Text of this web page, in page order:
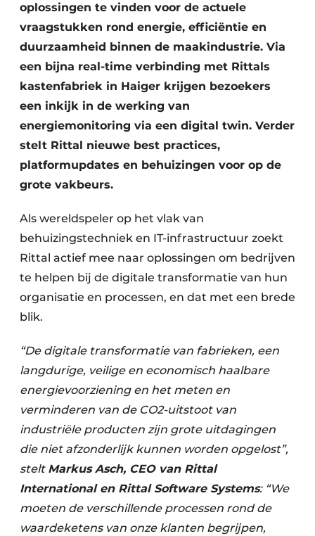
oplossingen te vinden voor de actuele
vraagstukken rond energie, efficiëntie en
duurzaamheid binnen de maakindustrie. Via
een bijna real-time verbinding met Rittals
kastenfabriek in Haiger krijgen bezoekers
een inkijk in de werking van
energiemonitoring via een digital twin. Verder
stelt Rittal nieuwe best practices,
platformupdates en behuizingen voor op de
grote vakbeurs.
Als wereldspeler op het vlak van
behuizingstechniek en IT-infrastructuur zoekt
Rittal actief mee naar oplossingen om bedrijven
te helpen bij de digitale transformatie van hun
organisatie en processen, en dat met een brede
blik.
“De digitale transformatie van fabrieken, een
langdurige, veilige en economisch haalbare
energievoorziening en het meten en
verminderen van de CO2-uitstoot van
industriële producten zijn grote uitdagingen
die niet afzonderlijk kunnen worden opgelost”,
stelt Markus Asch, CEO van Rittal
International en Rittal Software Systems: “We
moeten de verschillende processen rond de
waardeketens van onze klanten begrijpen,